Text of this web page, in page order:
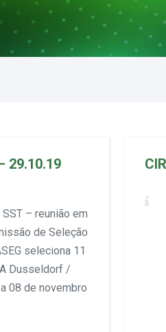
29.10.19
– reunião em
de Seleção
seleciona 11
Dusseldorf /
08 de novembro